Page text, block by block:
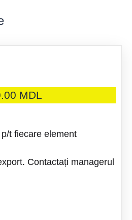
MDL
t fiecare element
Contactați managerul